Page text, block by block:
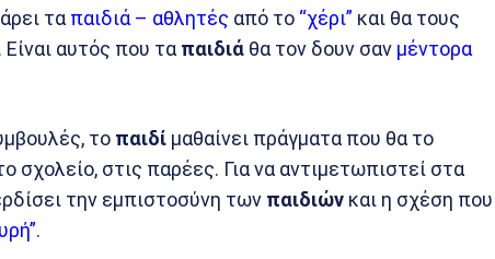
τα παιδιά – αθλητές από το “χέρι” και θα τους
αυτός που τα παιδιά θα τον δουν σαν μέντορα
το παιδί μαθαίνει πράγματα που θα το
στις παρέες. Για να αντιμετωπιστεί στα
την εμπιστοσύνη των παιδιών και η σχέση που
.